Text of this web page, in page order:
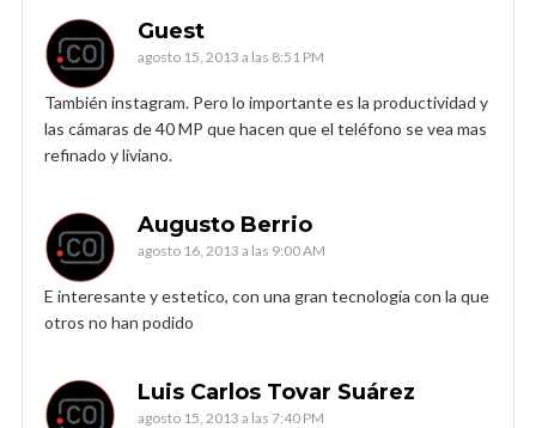
Guest
agosto 15, 2013 a las 8:51 PM
También instagram. Pero lo importante es la productividad y
las cámaras de 40 MP que hacen que el teléfono se vea mas
refinado y liviano.
Augusto Berrio
agosto 16, 2013 a las 9:00 AM
E interesante y estetico, con una gran tecnología con la que
otros no han podido
Luis Carlos Tovar Suárez
agosto 15, 2013 a las 7:40 PM